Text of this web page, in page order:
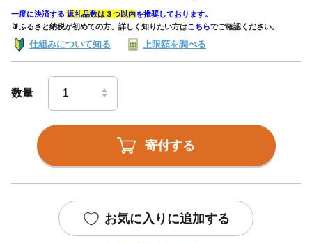
一度に決済する 返礼品数は３つ以内を推奨しております。
🔰ふるさと納税が初めての方、詳しく知りたい方はこちらでご確認ください。
仕組みについて知る 上限額を調べる
数量
寄付する
お気に入りに追加する